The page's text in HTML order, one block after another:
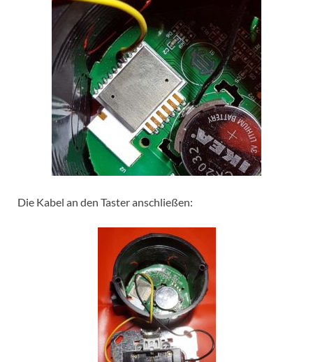
Die Kabel an den Taster anschließen: